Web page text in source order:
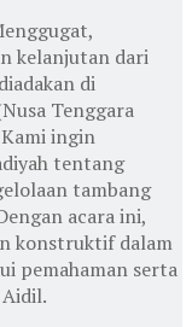
kelanjutan dari
di
Tenggara
ingin
tentang
tambang
acara ini,
konstruktif dalam
pemahaman serta